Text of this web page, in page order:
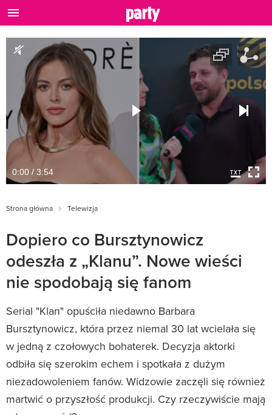
0:00 / 3:54
Strona główna Telewizja
Dopiero co Bursztynowicz
odeszła z „Klanu”. Nowe wieści
nie spodobają się fanom
Serial "Klan" opuściła niedawno Barbara
Bursztynowicz, która przez niemal 30 lat wcielała się
w jedną z czołowych bohaterek. Decyzja aktorki
odbiła się szerokim echem i spotkała z dużym
niezadowoleniem fanów. Widzowie zaczęli się również
martwić o przyszłość produkcji. Czy rzeczywiście mają